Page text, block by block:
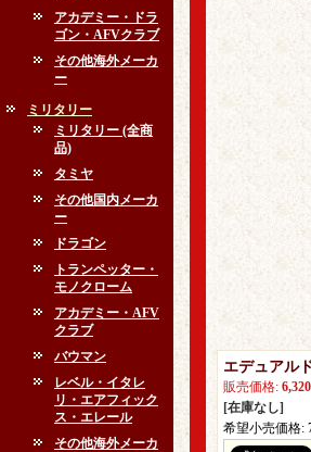
アカデミー・ドラ
ゴン・AFVクラブ
その他海外メーカ
ー
ミリタリー
ミリタリー (全商
品)
タミヤ
その他国内メーカ
ー
ドラゴン
トランペッター・
モノクローム
アカデミー・AFV
クラブ
バウマン
レベル・イタレ
リ・エアフィック
ス・エレール
その他海外メーカ
エデュアル
販売価格:
[在庫なし]
希望小売価格: